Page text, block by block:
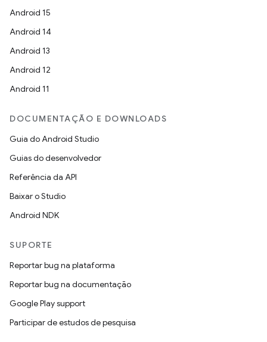
Android 15
Android 14
Android 13
Android 12
Android 11
DOCUMENTAÇÃO E DOWNLOADS
Guia do Android Studio
Guias do desenvolvedor
Referência da API
Baixar o Studio
Android NDK
SUPORTE
Reportar bug na plataforma
Reportar bug na documentação
Google Play support
Participar de estudos de pesquisa